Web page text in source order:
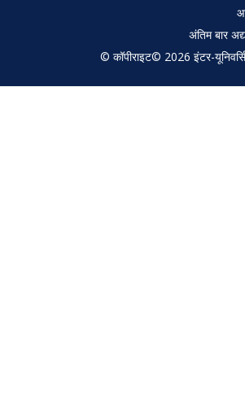
अंतिम बार
© कॉपीराइट© 2026 इंटर-